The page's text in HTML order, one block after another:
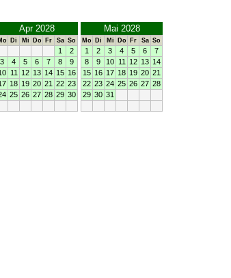
Apr 2028
Di Mi Do Fr Sa So
1
2
3
4 5 6 7 8
9
11 12 13 14 15 16
18 19 20 21 22 23
25 26 27 28 29 30
Mai 2028
Mo Di Mi Do Fr Sa So
1 2 3 4 5 6
7
8
9 10 11 12 13 14
15 16 17 18 19 20 21
22 23 24 25 26 27 28
29 30 31